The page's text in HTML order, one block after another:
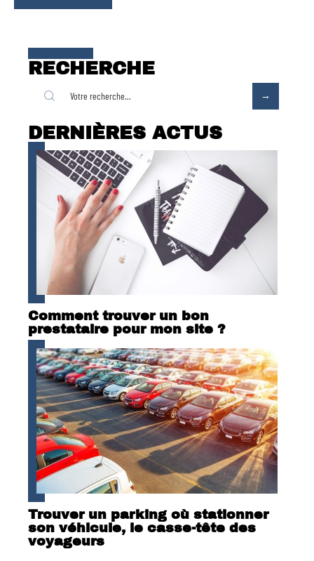
RECHERCHE
DERNIÈRES ACTUS
Comment trouver un bon
prestataire pour mon site ?
Trouver un parking où stationner
son véhicule, le casse-tête des
voyageurs